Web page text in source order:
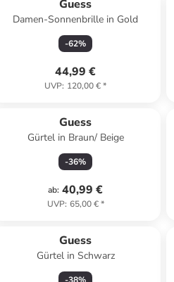
Guess
Damen-Sonnenbrille in Gold
-62%
44,99 €
UVP: 120,00 €*
Guess
Gürtel in Braun/ Beige
-36%
ab: 40,99 €
UVP: 65,00 €*
Guess
Gürtel in Schwarz